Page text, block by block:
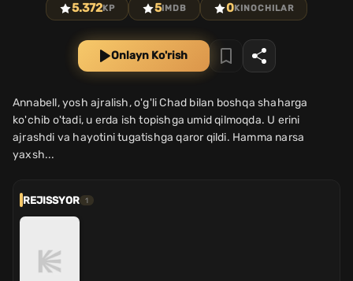
5.372KP 5IMDB 0KINOCHILAR
Onlayn Ko'rish
Annabell, yosh ajralish, o'g'li Chad bilan boshqa shaharga
ko'chib o'tadi, u erda ish topishga umid qilmoqda. U erini
ajrashdi va hayotini tugatishga qaror qildi. Hamma narsa
yaxsh...
REJISSYOR 1